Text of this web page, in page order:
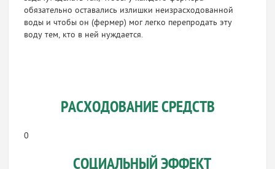
обязательно оставались излишки неизрасходованной
воды и чтобы он (фермер) мог легко перепродать эту
воду тем, кто в ней нуждается.
РАСХОДОВАНИЕ СРЕДСТВ
0
СОЦИАЛЬНЫЙ ЭФФЕКТ